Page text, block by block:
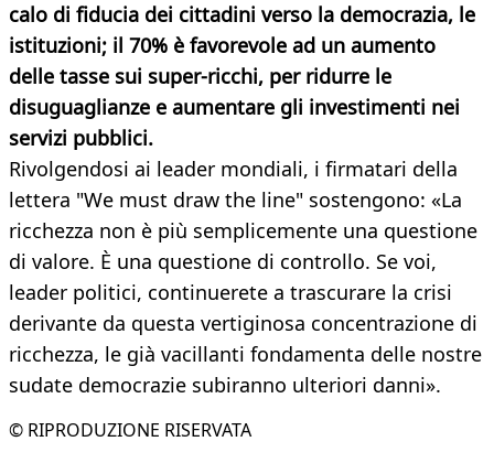
calo di fiducia dei cittadini verso la democrazia, le
istituzioni; il 70% è favorevole ad un aumento
delle tasse sui super-ricchi, per ridurre le
disuguaglianze e aumentare gli investimenti nei
servizi pubblici.
Rivolgendosi ai leader mondiali, i firmatari della
lettera "We must draw the line" sostengono: «La
ricchezza non è più semplicemente una questione
di valore. È una questione di controllo. Se voi,
leader politici, continuerete a trascurare la crisi
derivante da questa vertiginosa concentrazione di
ricchezza, le già vacillanti fondamenta delle nostre
sudate democrazie subiranno ulteriori danni».
© RIPRODUZIONE RISERVATA